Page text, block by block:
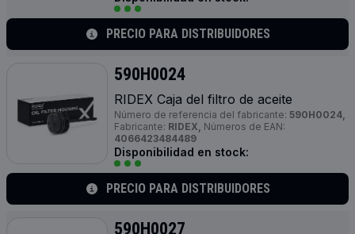
PRECIO PARA DISTRIBUIDORES
590H0024
RIDEX Caja del filtro de aceite
Número de referencia del fabricante: 590H0024,
Fabricante: RIDEX, Números de EAN:
4066423484489
Disponibilidad en stock:
PRECIO PARA DISTRIBUIDORES
590H0027